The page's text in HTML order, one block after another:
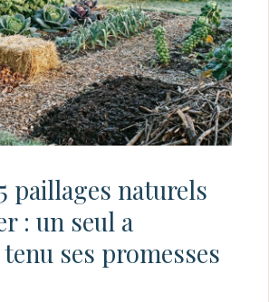
paillages naturels
: un seul a
ses promesses